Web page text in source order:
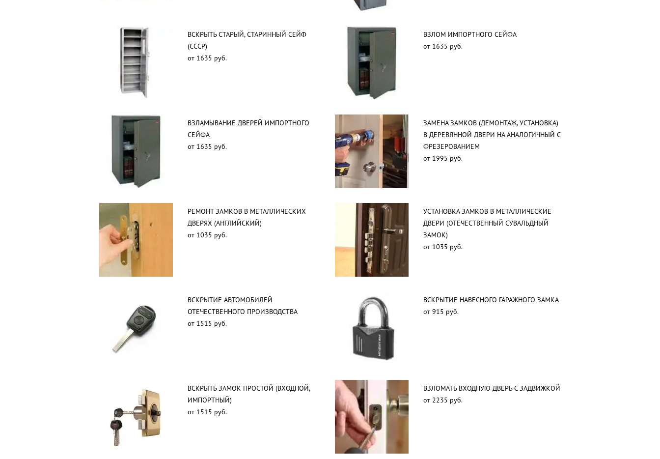
ВСКРЫТЬ СТАРЫЙ, СТАРИННЫЙ СЕЙФ
(СССР)
от 1635 руб.
ВЗЛОМ ИМПОРТНОГО СЕЙФА
от 1635 руб.
ВЗЛАМЫВАНИЕ ДВЕРЕЙ ИМПОРТНОГО
СЕЙФА
от 1635 руб.
ЗАМЕНА ЗАМКОВ (ДЕМОНТАЖ, УСТАНОВКА)
В ДЕРЕВЯННОЙ ДВЕРИ НА АНАЛОГИЧНЫЙ С
ФРЕЗЕРОВАНИЕМ
от 1995 руб.
РЕМОНТ ЗАМКОВ В МЕТАЛЛИЧЕСКИХ
ДВЕРЯХ (АНГЛИЙСКИЙ)
от 1035 руб.
УСТАНОВКА ЗАМКОВ В МЕТАЛЛИЧЕСКИЕ
ДВЕРИ (ОТЕЧЕСТВЕННЫЙ СУВАЛЬДНЫЙ
ЗАМОК)
от 1035 руб.
ВСКРЫТИЕ АВТОМОБИЛЕЙ
ОТЕЧЕСТВЕННОГО ПРОИЗВОДСТВА
от 1515 руб.
ВСКРЫТИЕ НАВЕСНОГО ГАРАЖНОГО ЗАМКА
от 915 руб.
ВСКРЫТЬ ЗАМОК ПРОСТОЙ (ВХОДНОЙ,
ИМПОРТНЫЙ)
от 1515 руб.
ВЗЛОМАТЬ ВХОДНУЮ ДВЕРЬ С ЗАДВИЖКОЙ
от 2235 руб.